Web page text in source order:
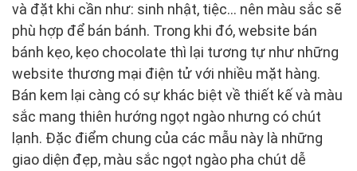
và đặt khi cần như: sinh nhật, tiệc… nên màu sắc sẽ
phù hợp để bán bánh. Trong khi đó, website bán
bánh kẹo, kẹo chocolate thì lại tương tự như những
website thương mại điện tử với nhiều mặt hàng.
Bán kem lại càng có sự khác biệt về thiết kế và màu
sắc mang thiên hướng ngọt ngào nhưng có chút
lạnh. Đặc điểm chung của các mẫu này là những
giao diện đẹp, màu sắc ngọt ngào pha chút dễ